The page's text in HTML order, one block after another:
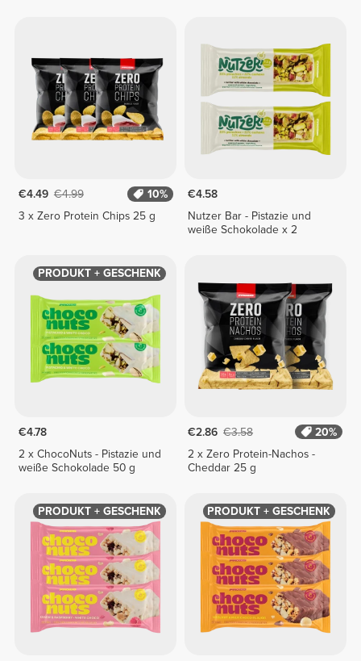
€4.49 €4.99
10%
3 x Zero Protein Chips 25 g
€4.58
Nutzer Bar - Pistazie und
weiße Schokolade x 2
PRODUKT + GESCHENK
€4.78
2 x ChocoNuts - Pistazie und
weiße Schokolade 50 g
€2.86 €3.58
20%
2 x Zero Protein-Nachos -
Cheddar 25 g
PRODUKT + GESCHENK PRODUKT + GESCHENK